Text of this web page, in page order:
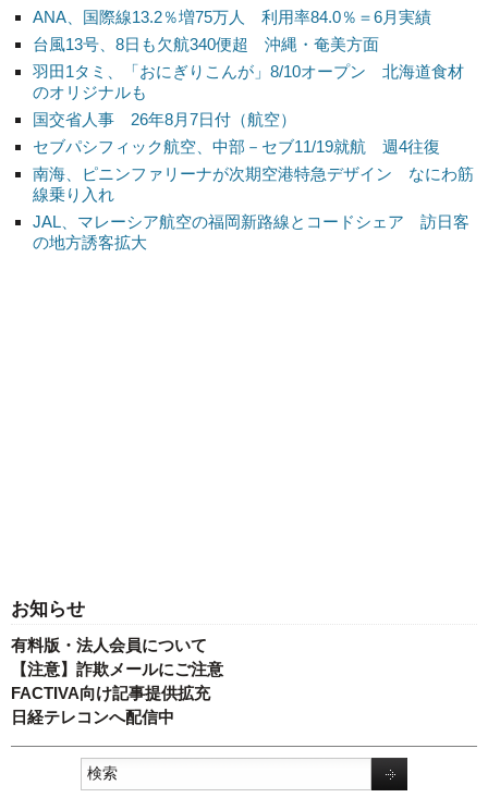
ANA、国際線13.2％増75万人 利用率84.0％＝6月実績
台風13号、8日も欠航340便超 沖縄・奄美方面
羽田1タミ、「おにぎりこんが」8/10オープン 北海道食材
のオリジナルも
国交省人事 26年8月7日付（航空）
セブパシフィック航空、中部－セブ11/19就航 週4往復
南海、ピニンファリーナが次期空港特急デザイン なにわ筋
線乗り入れ
JAL、マレーシア航空の福岡新路線とコードシェア 訪日客
の地方誘客拡大
お知らせ
有料版・法人会員について
【注意】詐欺メールにご注意
FACTIVA向け記事提供拡充
日経テレコンへ配信中